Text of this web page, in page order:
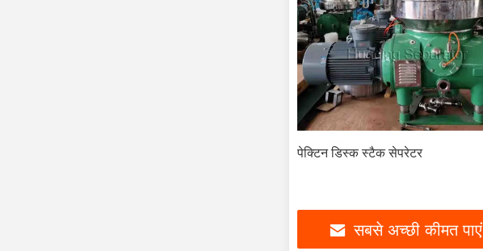
पेक्टिन डिस्क स्टैक सेपरेटर
सबसे अच्छी कीमत पाएं